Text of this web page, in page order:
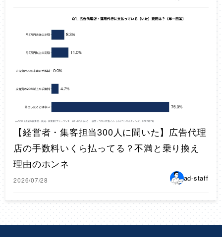
【経営者・集客担当300人に聞いた】広告代理
店の手数料いくら払ってる？不満と乗り換え
理由のホンネ
2026/07/28 ad-staff